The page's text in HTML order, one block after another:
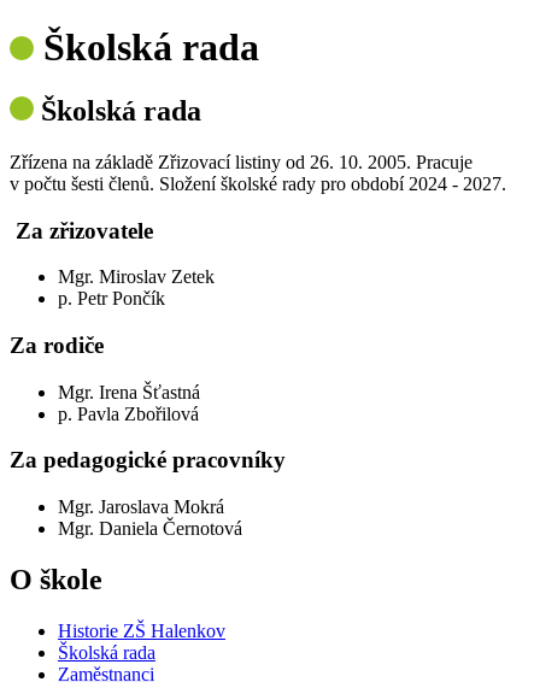
Školská rada
Školská rada
Zřízena na základě Zřizovací listiny od 26. 10. 2005. Pracuje
v počtu šesti členů. Složení školské rady pro období 2024 - 2027.
Za zřizovatele
Mgr. Miroslav Zetek
p. Petr Pončík
Za rodiče
Mgr. Irena Šťastná
p. Pavla Zbořilová
Za pedagogické pracovníky
Mgr. Jaroslava Mokrá
Mgr. Daniela Černotová
O škole
Historie ZŠ Halenkov
Školská rada
Zaměstnanci